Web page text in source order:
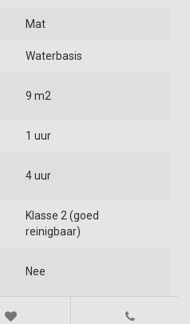
Mat
Waterbasis
9 m2
1 uur
4 uur
Klasse 2 (goed
reinigbaar)
Nee